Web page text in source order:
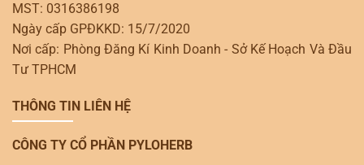
MST: 0316386198
Ngày cấp GPĐKKD: 15/7/2020
Nơi cấp: Phòng Đăng Kí Kinh Doanh - Sở Kế Hoạch Và Đầu
Tư TPHCM
THÔNG TIN LIÊN HỆ
CÔNG TY CỔ PHẦN PYLOHERB